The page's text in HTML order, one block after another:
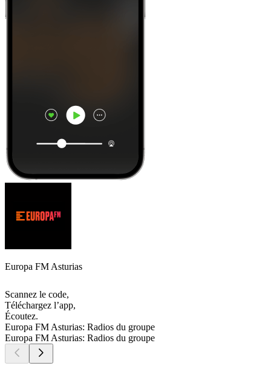
Europa FM Asturias
Scannez le code,
Téléchargez l’app,
Écoutez.
Europa FM Asturias: Radios du groupe
Europa FM Asturias: Radios du groupe